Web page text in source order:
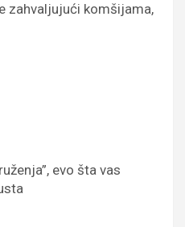
zahvaljujući komšijama,
evo šta vas